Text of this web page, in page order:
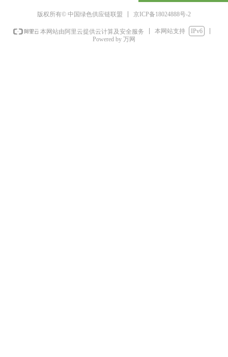
版权所有© 中国绿色供应链联盟 京ICP备18024888号-2
本网站由阿里云提供云计算及安全服务 本网站支持
IPv6
Powered by 万网